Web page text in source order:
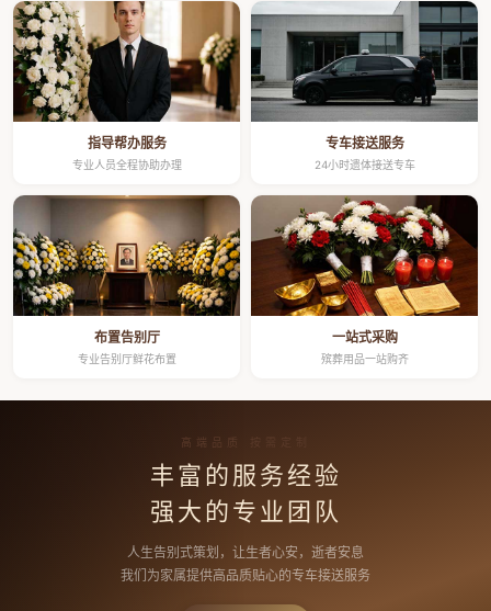
指导帮办服务
专业人员全程协助办理
专车接送服务
24小时遗体接送专车
布置告别厅
专业告别厅鲜花布置
一站式采购
殡葬用品一站购齐
高端品质 按需定制
丰富的服务经验
强大的专业团队
人生告别式策划，让生者心安，逝者安息
我们为家属提供高品质贴心的专车接送服务